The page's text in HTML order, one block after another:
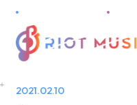
2021.02.10